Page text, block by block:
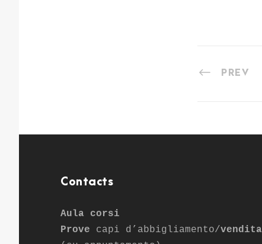
PREV
Contacts
Aula corsi
Prove capi d’abbigliamento/vendita